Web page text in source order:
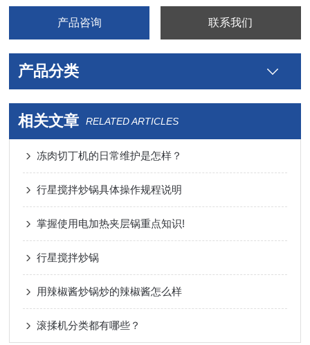
产品咨询 联系我们
产品分类
相关文章 RELATED ARTICLES
冻肉切丁机的日常维护是怎样？
行星搅拌炒锅具体操作规程说明
掌握使用电加热夹层锅重点知识!
行星搅拌炒锅
用辣椒酱炒锅炒的辣椒酱怎么样
滚揉机分类都有哪些？